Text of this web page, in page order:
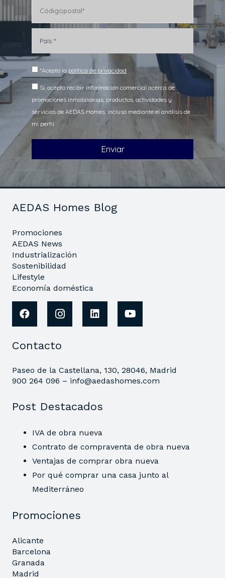
AEDAS Homes Blog
Promociones
AEDAS News
Industrialización
Sostenibilidad
Lifestyle
Economía doméstica
Contacto
Paseo de la Castellana, 130, 28046, Madrid
900 264 096 – info@aedashomes.com
Post Destacados
IVA de obra nueva
Contrato de compraventa de obra nueva
Ventajas de comprar obra nueva
Por qué comprar una casa junto al
Mediterráneo
Promociones
Alicante
Barcelona
Granada
Madrid